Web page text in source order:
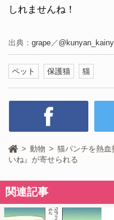
しれませんね！
出典： grape／
ペット 保護猫 猫
動物
猫パンチを熱
いね』が寄せられる
関連記事